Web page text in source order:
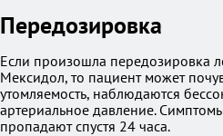
Передозировка
Если произошла передозировка
Мексидол, то пациент может
утомляемость, наблюдаются
артериальное давление.
пропадают спустя 24 часа.